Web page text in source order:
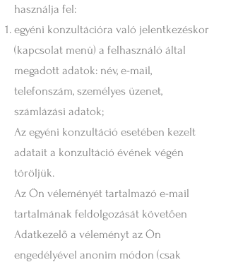
használja fel:
egyéni konzultációra való jelentkezéskor
(kapcsolat menü) a felhasználó által
megadott adatok: név, e-mail,
telefonszám, személyes üzenet,
számlázási adatok;
Az egyéni konzultáció esetében kezelt
adatait a konzultáció évének végén
töröljük.
Az Ön véleményét tartalmazó e-mail
tartalmának feldolgozását követően
Adatkezelő a véleményt az Ön
engedélyével anonim módon (csak